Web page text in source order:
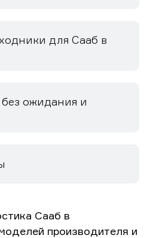
для Сааб в
ожидания и
Сааб в
производителя и